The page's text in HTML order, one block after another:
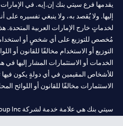
يقدمها فرع سيتي بنك إن.إيه. في الإمارات
إليها. ولا يُقصد به، ولا ينبغي تفسيره
لخدماتٍ خارج الإمارات العربية المتحدة.
مُخصص للتوزيع على أي شخصٍ أو
التوزيع أو الاستخدام مخالفًا للقانون أو
الخدمات أو الاستثمارات المشار إليها في
للأشخاص المقيمين في أي دولةٍ يكون فيها
الاستثمارات مخالفًا للقانون أو اللوائح